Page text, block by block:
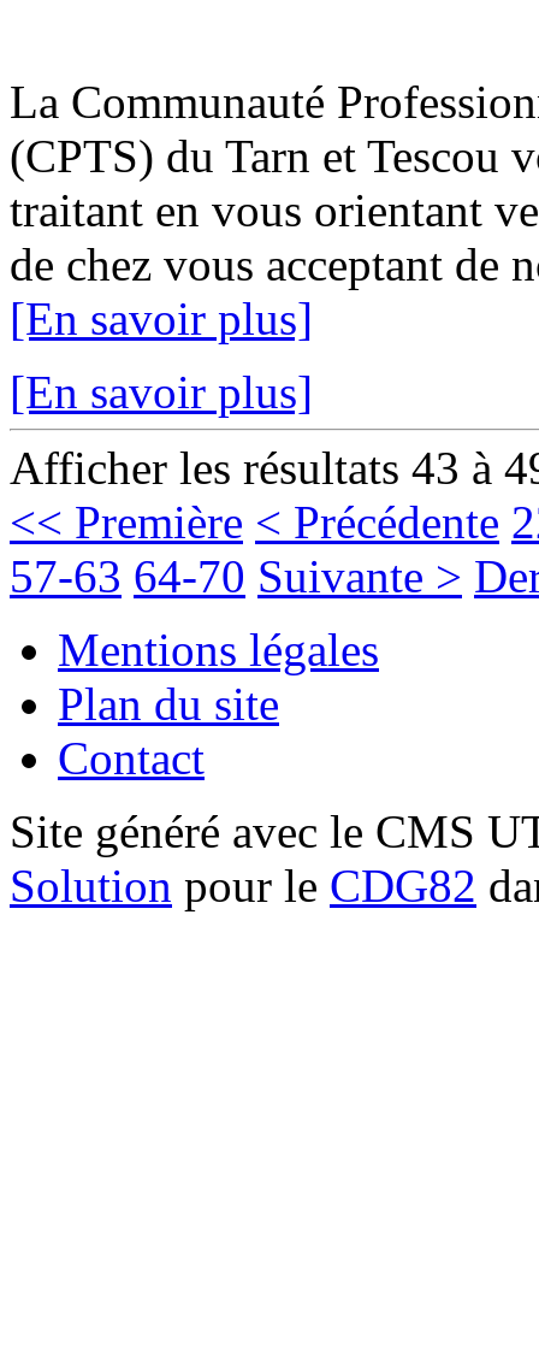
La Communauté
(CPTS) du Tarn et Tescou
traitant en vous orientant
de chez vous acceptant de
[En savoir plus]
[En savoir plus]
Afficher les résultats 43 à
<< Première < Précédente
57-63 64-70 Suivante >
Mentions légales
Plan du site
Contact
Site généré avec le CMS
Solution pour le CDG82